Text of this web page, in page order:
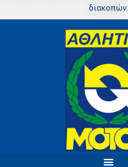
διακοπών.